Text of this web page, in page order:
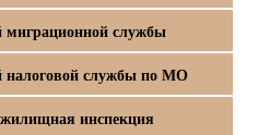
миграционной службы
налоговой службы по МО
инспекция